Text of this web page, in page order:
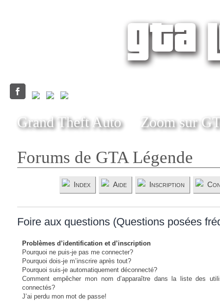
Grand Theft Auto Zoom sur
Forums de GTA Légende
Index Aide Inscription
Foire aux questions (Questions posées
Problèmes d’identification et d’inscription
Pourquoi ne puis-je pas me connecter?
Pourquoi dois-je m’inscrire après tout?
Pourquoi suis-je automatiquement déconnecté?
Comment empêcher mon nom d’apparaître dans la liste des
connectés?
J’ai perdu mon mot de passe!